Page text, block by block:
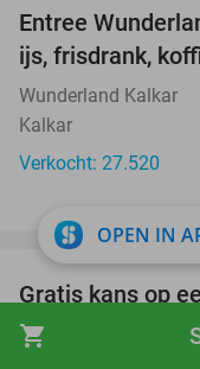
shopping_cart
Entree
ijs, frisdrank,
Wunderland Kalkar
Kalkar
Verkocht: 27.520
Gratis kans op
Social Deal Win
OPEN IN